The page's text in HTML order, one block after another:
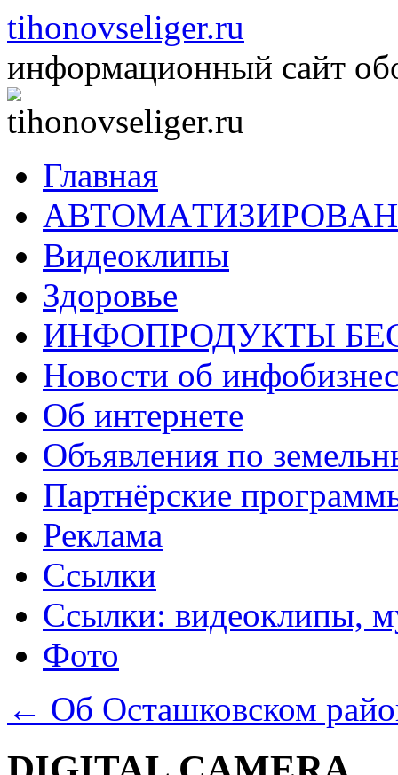
Перейти
к
содержимому
tihonovseliger.ru
информационный сайт
Главная
Видеоклипы
Здоровье
ИНФОПРОДУКТЫ
Новости об
Об интернете
Объявления по
Партнёрские
Реклама
Ссылки
Ссылки: видеоклипы,
Фото
← Об Осташковском